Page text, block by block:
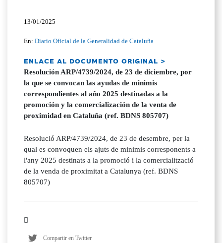
13/01/2025
En:Diario Oficial de la Generalidad de Cataluña
ENLACE AL DOCUMENTO ORIGINAL >
Resolución ARP/4739/2024, de 23 de diciembre, por
la que se convocan las ayudas de minimis
correspondientes al año 2025 destinadas a la
promoción y la comercialización de la venta de
proximidad en Cataluña (ref. BDNS 805707)
Resolució ARP/4739/2024, de 23 de desembre, per la
qual es convoquen els ajuts de minimis corresponents a
l'any 2025 destinats a la promoció i la comercialització
de la venda de proximitat a Catalunya (ref. BDNS
805707)
Compartir en Twitter